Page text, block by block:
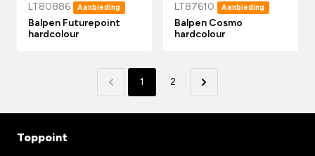
LT80886 Aanbieding
Balpen Futurepoint
hardcolour
LT87610 Aanbieding
Balpen Cosmo
hardcolour
1 2
Toppoint